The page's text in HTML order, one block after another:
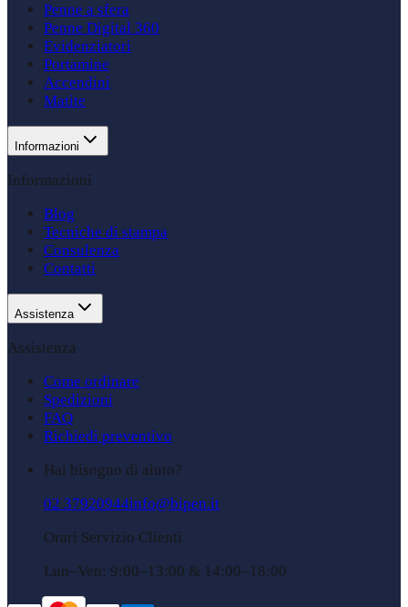
Penne a sfera
Penne Digital 360
Evidenziatori
Portamine
Accendini
Matite
Informazioni
Informazioni
Blog
Tecniche di stampa
Consulenza
Contatti
Assistenza
Assistenza
Come ordinare
Spedizioni
FAQ
Richiedi preventivo
Hai bisogno di aiuto?
02 37920944info@bipen.it
Orari Servizio Clienti
Lun–Ven: 9:00–13:00 & 14:00–18:00